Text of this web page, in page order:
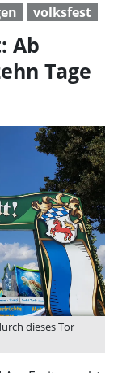
volksfest
Ab
Tage
dieses Tor